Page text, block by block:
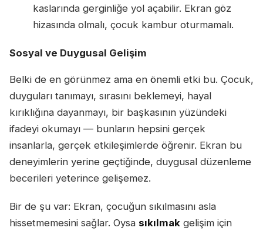
kaslarında gerginliğe yol açabilir. Ekran göz
hizasında olmalı, çocuk kambur oturmamalı.
Sosyal ve Duygusal Gelişim
Belki de en görünmez ama en önemli etki bu. Çocuk,
duyguları tanımayı, sırasını beklemeyi, hayal
kırıklığına dayanmayı, bir başkasının yüzündeki
ifadeyi okumayı — bunların hepsini gerçek
insanlarla, gerçek etkileşimlerde öğrenir. Ekran bu
deneyimlerin yerine geçtiğinde, duygusal düzenleme
becerileri yeterince gelişemez.
Bir de şu var: Ekran, çocuğun sıkılmasını asla
hissetmemesini sağlar. Oysa sıkılmak gelişim için